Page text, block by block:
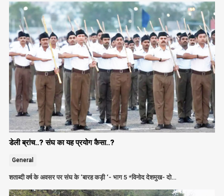
डेली ब्रांच..? संघ का यह प्रयोग कैसा..?
General
शताब्दी वर्ष के अवसर पर संघ के ‘बारह कड़ी ‘- भाग 5 *विनोद देशमुख- दो…